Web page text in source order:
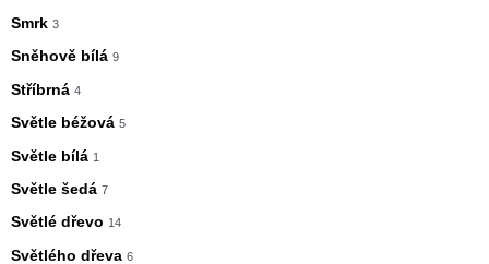
Smrk 3
Sněhově bílá 9
Stříbrná 4
Světle béžová 5
Světle bílá 1
Světle šedá 7
Světlé dřevo 14
Světlého dřeva 6